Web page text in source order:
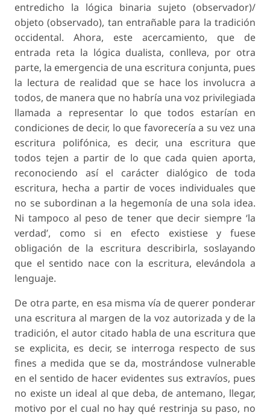
entredicho la lógica binaria sujeto (observador)/
objeto (observado), tan entrañable para la tradición
occidental. Ahora, este acercamiento, que de
entrada reta la lógica dualista, conlleva, por otra
parte, la emergencia de una escritura conjunta, pues
la lectura de realidad que se hace los involucra a
todos, de manera que no habría una voz privilegiada
llamada a representar lo que todos estarían en
condiciones de decir, lo que favorecería a su vez una
escritura polifónica, es decir, una escritura que
todos tejen a partir de lo que cada quien aporta,
reconociendo así el carácter dialógico de toda
escritura, hecha a partir de voces individuales que
no se subordinan a la hegemonía de una sola idea.
Ni tampoco al peso de tener que decir siempre ‘la
verdad’, como si en efecto existiese y fuese
obligación de la escritura describirla, soslayando
que el sentido nace con la escritura, elevándola a
lenguaje.
De otra parte, en esa misma vía de querer ponderar
una escritura al margen de la voz autorizada y de la
tradición, el autor citado habla de una escritura que
se explicita, es decir, se interroga respecto de sus
fines a medida que se da, mostrándose vulnerable
en el sentido de hacer evidentes sus extravíos, pues
no existe un ideal al que deba, de antemano, llegar,
motivo por el cual no hay qué restrinja su paso, no